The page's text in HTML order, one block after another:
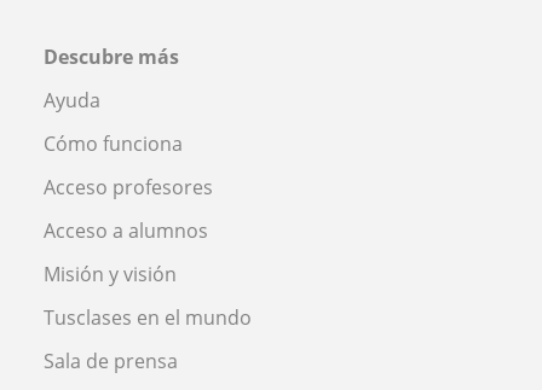
Descubre más
Ayuda
Cómo funciona
Acceso profesores
Acceso a alumnos
Misión y visión
Tusclases en el mundo
Sala de prensa